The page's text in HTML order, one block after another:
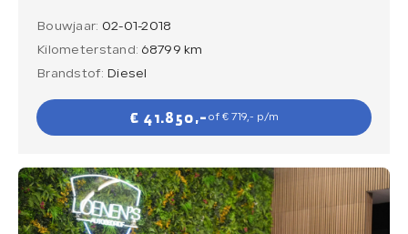
Bouwjaar: 02-01-2018
Kilometerstand: 68799 km
Brandstof: Diesel
€ 41.850,- of € 719,- p/m